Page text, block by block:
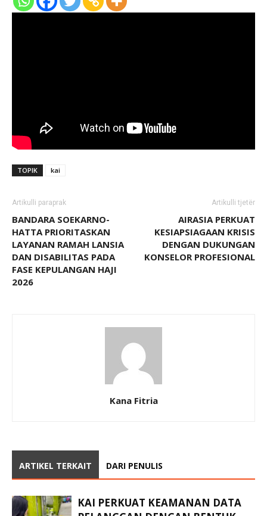
TOPIK kai
Artikulli paraprak
BANDARA SOEKARNO-
HATTA PRIORITASKAN
LAYANAN RAMAH LANSIA
DAN DISABILITAS PADA
FASE KEPULANGAN HAJI
2026
Artikulli tjetër
AIRASIA PERKUAT
KESIAPSIAGAAN KRISIS
DENGAN DUKUNGAN
KONSELOR PROFESIONAL
Kana Fitria
ARTIKEL TERKAIT DARI PENULIS
KAI PERKUAT KEAMANAN DATA